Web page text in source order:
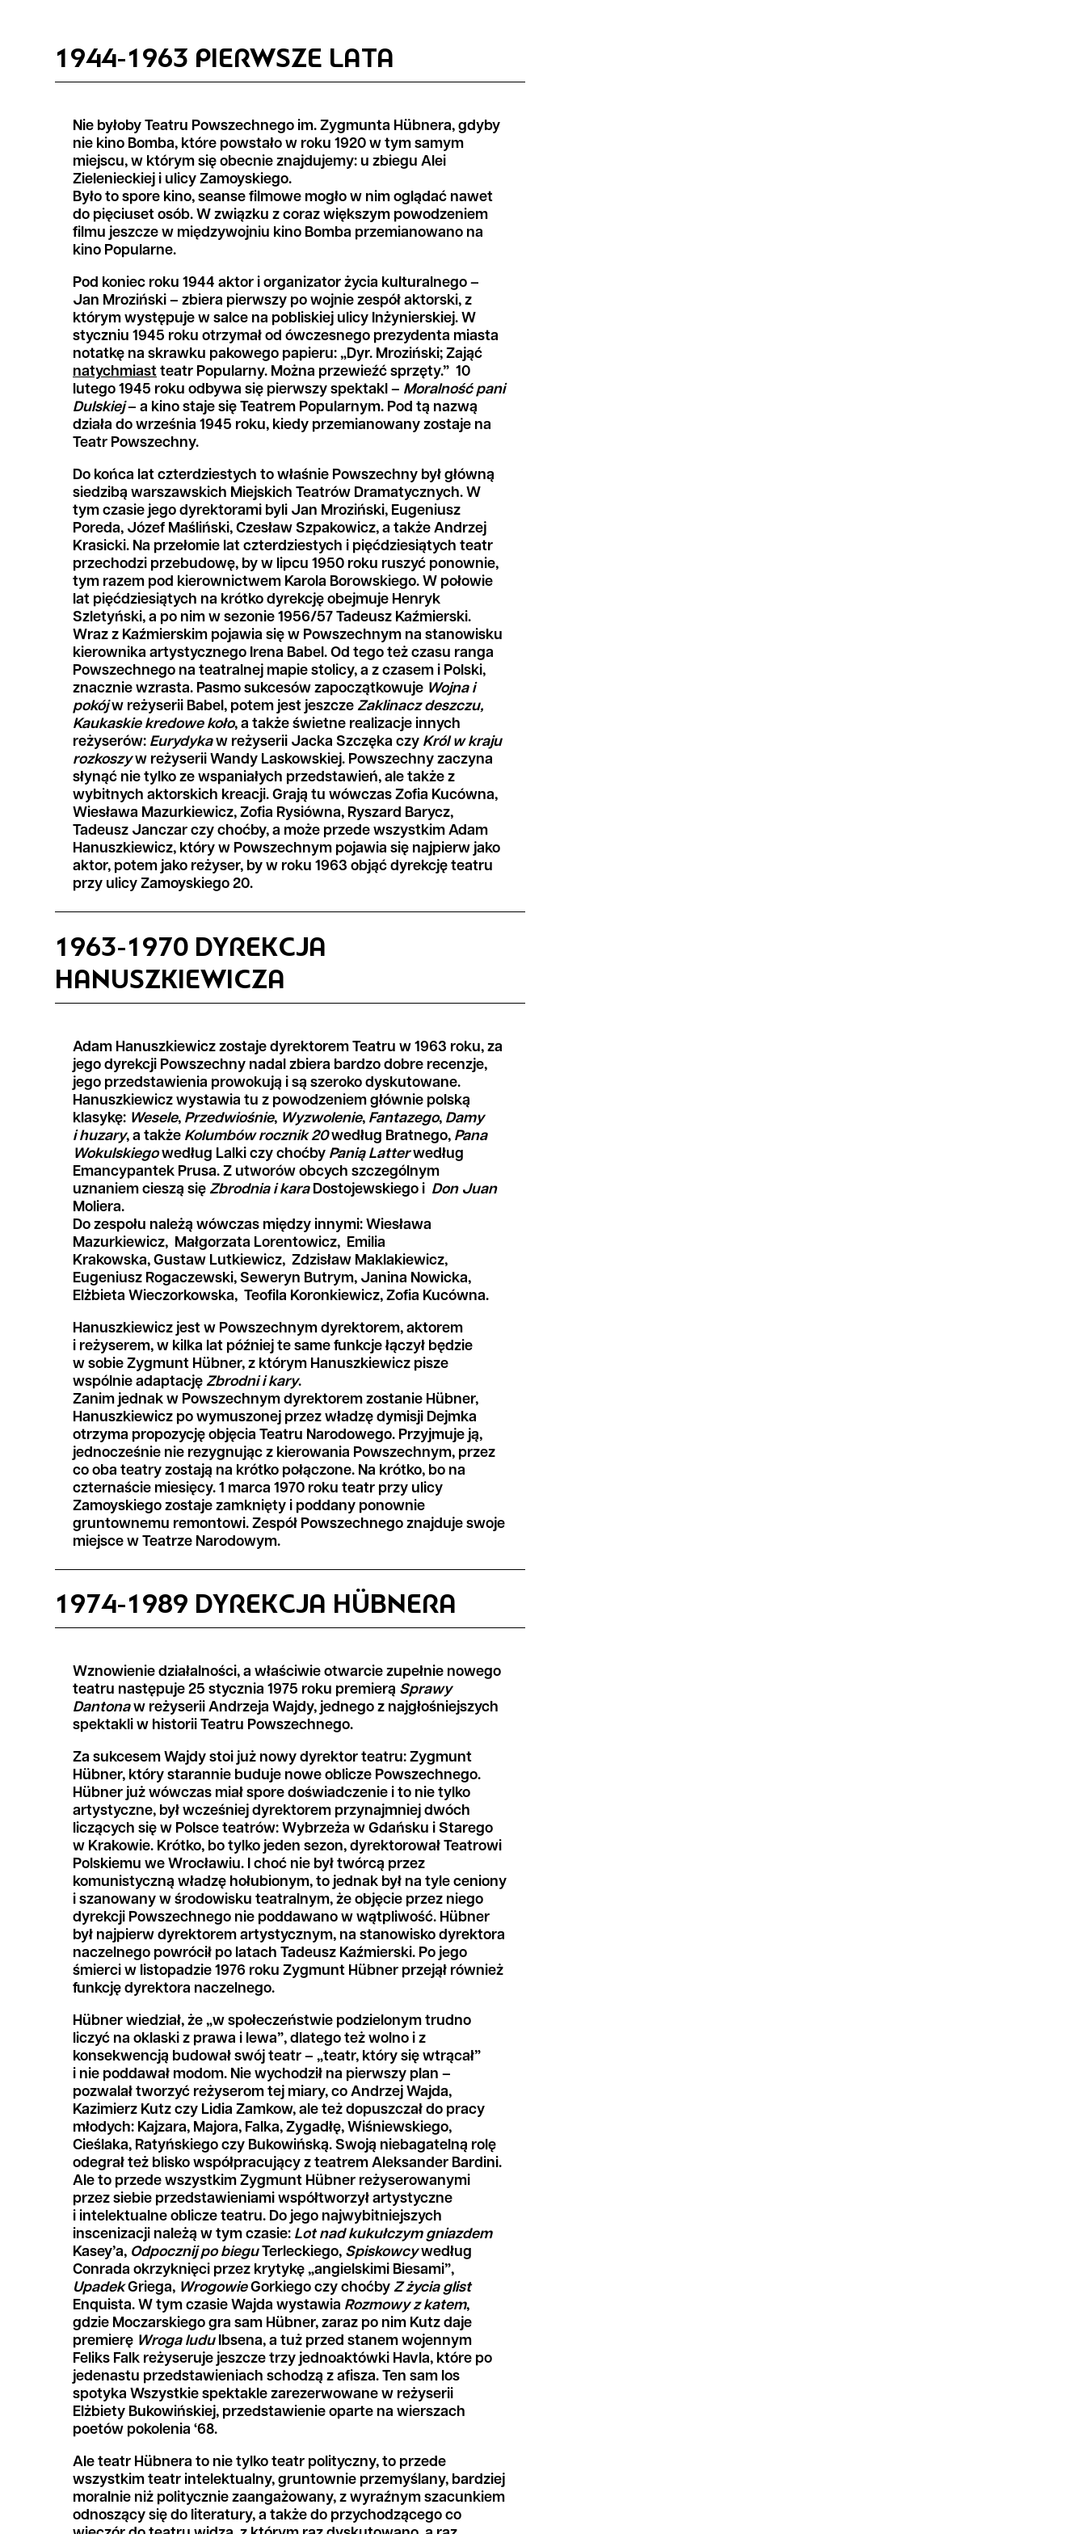
1944-1963 PIERWSZE LATA
Nie byłoby Teatru Powszechnego im. Zygmunta Hübnera, gdyby
nie kino Bomba, które powstało w roku 1920 w tym samym
miejscu, w którym się obecnie znajdujemy: u zbiegu Alei
Zielenieckiej i ulicy Zamoyskiego.
Było to spore kino, seanse filmowe mogło w nim oglądać nawet
do pięciuset osób. W związku z coraz większym powodzeniem
filmu jeszcze w międzywojniu kino Bomba przemianowano na
kino Popularne.
Pod koniec roku 1944 aktor i organizator życia kulturalnego –
Jan Mroziński – zbiera pierwszy po wojnie zespół aktorski, z
którym występuje w salce na pobliskiej ulicy Inżynierskiej. W
styczniu 1945 roku otrzymał od ówczesnego prezydenta miasta
notatkę na skrawku pakowego papieru: „Dyr. Mroziński; Zająć
natychmiast teatr Popularny. Można przewieźć sprzęty.” 10
lutego 1945 roku odbywa się pierwszy spektakl – Moralność pani
Dulskiej– a kino staje się Teatrem Popularnym. Pod tą nazwą
działa do września 1945 roku, kiedy przemianowany zostaje na
Teatr Powszechny.
Do końca lat czterdziestych to właśnie Powszechny był główną
siedzibą warszawskich Miejskich Teatrów Dramatycznych. W
tym czasie jego dyrektorami byli Jan Mroziński, Eugeniusz
Poreda, Józef Maśliński, Czesław Szpakowicz, a także Andrzej
Krasicki. Na przełomie lat czterdziestych i pięćdziesiątych teatr
przechodzi przebudowę, by w lipcu 1950 roku ruszyć ponownie,
tym razem pod kierownictwem Karola Borowskiego. W połowie
lat pięćdziesiątych na krótko dyrekcję obejmuje Henryk
Szletyński, a po nim w sezonie 1956/57 Tadeusz Kaźmierski.
Wraz z Kaźmierskim pojawia się w Powszechnym na stanowisku
kierownika artystycznego Irena Babel. Od tego też czasu ranga
Powszechnego na teatralnej mapie stolicy, a z czasem i Polski,
znacznie wzrasta. Pasmo sukcesów zapoczątkowuje Wojna i
pokójw reżyserii Babel, potem jest jeszcze Zaklinacz deszczu,
Kaukaskie kredowe koło, a także świetne realizacje innych
reżyserów: Eurydykaw reżyserii Jacka Szczęka czy Król w kraju
rozkoszyw reżyserii Wandy Laskowskiej. Powszechny zaczyna
słynąć nie tylko ze wspaniałych przedstawień, ale także z
wybitnych aktorskich kreacji. Grają tu wówczas Zofia Kucówna,
Wiesława Mazurkiewicz, Zofia Rysiówna, Ryszard Barycz,
Tadeusz Janczar czy choćby, a może przede wszystkim Adam
Hanuszkiewicz, który w Powszechnym pojawia się najpierw jako
aktor, potem jako reżyser, by w roku 1963 objąć dyrekcję teatru
przy ulicy Zamoyskiego 20.
1963-1970 DYREKCJA
HANUSZKIEWICZA
Adam Hanuszkiewicz zostaje dyrektorem Teatru w 1963 roku, za
jego dyrekcji Powszechny nadal zbiera bardzo dobre recenzje,
jego przedstawienia prowokują i są szeroko dyskutowane.
Hanuszkiewicz wystawia tu z powodzeniem głównie polską
klasykę: Wesele, Przedwiośnie, Wyzwolenie, Fantazego, Damy
i huzary, a także Kolumbów rocznik 20według Bratnego, Pana
Wokulskiegowedług Lalki czy choćby Panią Latterwedług
Emancypantek Prusa. Z utworów obcych szczególnym
uznaniem cieszą się Zbrodnia i karaDostojewskiego i Don Juan
Moliera.
Do zespołu należą wówczas między innymi: Wiesława
Mazurkiewicz, Małgorzata Lorentowicz, Emilia
Krakowska, Gustaw Lutkiewicz, Zdzisław Maklakiewicz,
Eugeniusz Rogaczewski, Seweryn Butrym, Janina Nowicka,
Elżbieta Wieczorkowska, Teofila Koronkiewicz, Zofia Kucówna.
Hanuszkiewicz jest w Powszechnym dyrektorem, aktorem
i reżyserem, w kilka lat później te same funkcje łączył będzie
w sobie Zygmunt Hübner, z którym Hanuszkiewicz pisze
wspólnie adaptację Zbrodni i kary.
Zanim jednak w Powszechnym dyrektorem zostanie Hübner,
Hanuszkiewicz po wymuszonej przez władzę dymisji Dejmka
otrzyma propozycję objęcia Teatru Narodowego. Przyjmuje ją,
jednocześnie nie rezygnując z kierowania Powszechnym, przez
co oba teatry zostają na krótko połączone. Na krótko, bo na
czternaście miesięcy. 1 marca 1970 roku teatr przy ulicy
Zamoyskiego zostaje zamknięty i poddany ponownie
gruntownemu remontowi. Zespół Powszechnego znajduje swoje
miejsce w Teatrze Narodowym.
1974-1989 DYREKCJA HÜBNERA
Wznowienie działalności, a właściwie otwarcie zupełnie nowego
teatru następuje 25 stycznia 1975 roku premierą Sprawy
Dantonaw reżyserii Andrzeja Wajdy, jednego z najgłośniejszych
spektakli w historii Teatru Powszechnego.
Za sukcesem Wajdy stoi już nowy dyrektor teatru: Zygmunt
Hübner, który starannie buduje nowe oblicze Powszechnego.
Hübner już wówczas miał spore doświadczenie i to nie tylko
artystyczne, był wcześniej dyrektorem przynajmniej dwóch
liczących się w Polsce teatrów: Wybrzeża w Gdańsku i Starego
w Krakowie. Krótko, bo tylko jeden sezon, dyrektorował Teatrowi
Polskiemu we Wrocławiu. I choć nie był twórcą przez
komunistyczną władzę hołubionym, to jednak był na tyle ceniony
i szanowany w środowisku teatralnym, że objęcie przez niego
dyrekcji Powszechnego nie poddawano w wątpliwość. Hübner
był najpierw dyrektorem artystycznym, na stanowisko dyrektora
naczelnego powrócił po latach Tadeusz Kaźmierski. Po jego
śmierci w listopadzie 1976 roku Zygmunt Hübner przejął również
funkcję dyrektora naczelnego.
Hübner wiedział, że „w społeczeństwie podzielonym trudno
liczyć na oklaski z prawa i lewa”, dlatego też wolno i z
konsekwencją budował swój teatr – „teatr, który się wtrącał”
i nie poddawał modom. Nie wychodził na pierwszy plan –
pozwalał tworzyć reżyserom tej miary, co Andrzej Wajda,
Kazimierz Kutz czy Lidia Zamkow, ale też dopuszczał do pracy
młodych: Kajzara, Majora, Falka, Zygadłę, Wiśniewskiego,
Cieślaka, Ratyńskiego czy Bukowińską. Swoją niebagatelną rolę
odegrał też blisko współpracujący z teatrem Aleksander Bardini.
Ale to przede wszystkim Zygmunt Hübner reżyserowanymi
przez siebie przedstawieniami współtworzył artystyczne
i intelektualne oblicze teatru. Do jego najwybitniejszych
inscenizacji należą w tym czasie: Lot nad kukułczym gniazdem
Kasey’a, Odpocznij po bieguTerleckiego, Spiskowcywedług
Conrada okrzyknięci przez krytykę „angielskimi Biesami”,
UpadekGriega, WrogowieGorkiego czy choćby Z życia glist
Enquista. W tym czasie Wajda wystawia Rozmowy z katem,
gdzie Moczarskiego gra sam Hübner, zaraz po nim Kutz daje
premierę Wroga luduIbsena, a tuż przed stanem wojennym
Feliks Falk reżyseruje jeszcze trzy jednoaktówki Havla, które po
jedenastu przedstawieniach schodzą z afisza. Ten sam los
spotyka Wszystkie spektakle zarezerwowane w reżyserii
Elżbiety Bukowińskiej, przedstawienie oparte na wierszach
poetów pokolenia ‘68.
Ale teatr Hübnera to nie tylko teatr polityczny, to przede
wszystkim teatr intelektualny, gruntownie przemyślany, bardziej
moralnie niż politycznie zaangażowany, z wyraźnym szacunkiem
odnoszący się do literatury, a także do przychodzącego co